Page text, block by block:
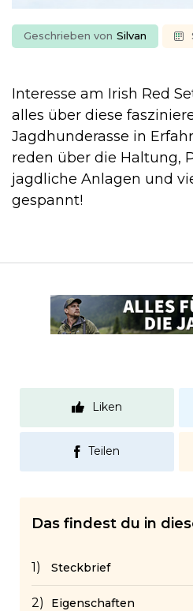
Geschrieben von Silvan
Interesse am Irish Red
alles über diese
Jagdhunderasse in
reden über die Haltung,
jagdliche Anlagen und
gespannt!
Liken
Teilen
Das findest du in
Steckbrief
Eigenschaften